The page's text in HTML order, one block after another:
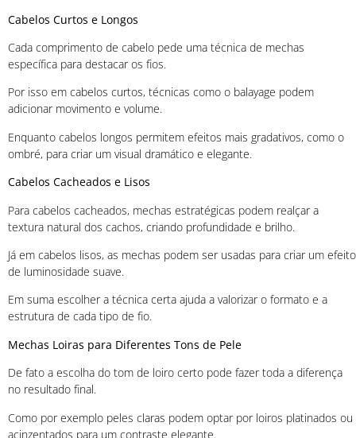
Cabelos Curtos e Longos
Cada comprimento de cabelo pede uma técnica de mechas
específica para destacar os fios.
Por isso em cabelos curtos, técnicas como o balayage podem
adicionar movimento e volume.
Enquanto cabelos longos permitem efeitos mais gradativos, como o
ombré, para criar um visual dramático e elegante.
Cabelos Cacheados e Lisos
Para cabelos cacheados, mechas estratégicas podem realçar a
textura natural dos cachos, criando profundidade e brilho.
Já em cabelos lisos, as mechas podem ser usadas para criar um efeito
de luminosidade suave.
Em suma escolher a técnica certa ajuda a valorizar o formato e a
estrutura de cada tipo de fio.
Mechas Loiras para Diferentes Tons de Pele
De fato a escolha do tom de loiro certo pode fazer toda a diferença
no resultado final.
Como por exemplo peles claras podem optar por loiros platinados ou
acinzentados para um contraste elegante.